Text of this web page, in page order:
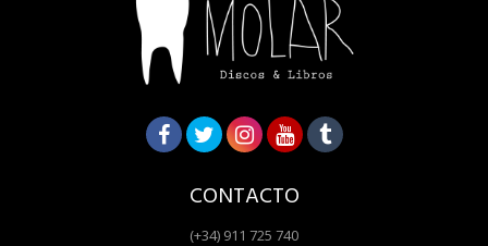
CONTACTO
(+34) 911 725 740